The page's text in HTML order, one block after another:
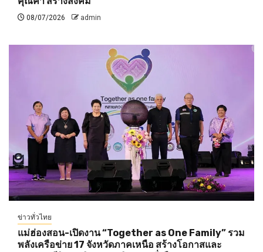
08/07/2026 admin
ข่าวทั่วไทย
แม่ฮ่องสอน-เปิดงาน “Together as One Family” รวม
พลังเครือข่าย 17 จังหวัดภาคเหนือ สร้างโอกาสและ